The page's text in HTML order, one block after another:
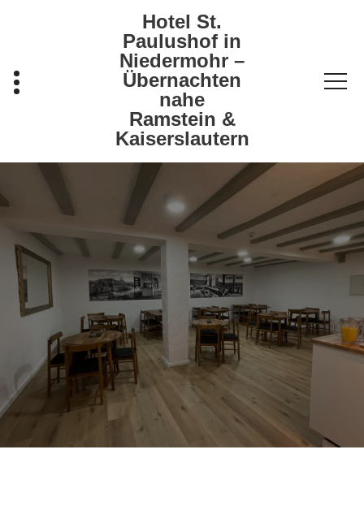
Hotel St.
Paulushof in
Niedermohr –
Übernachten
nahe
Ramstein &
Kaiserslautern